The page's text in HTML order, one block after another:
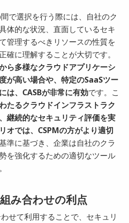
で選択を行う際には、自社のク
体的な状況、直面しているセキ
管理するべきリソースの性質を
確に理解することが大切です。
ら多様なクラウドアプリケーシ
が高い場合や、特定のSaaSツー
は、CASBが非常に有効です。こ
たるクラウドインフラストラク
継続的なセキュリティ評価を実
オでは、CSPMの方がより適切
準に基づき、企業は自社のクラ
を強化するための適切なツール
み合わせの利点
せて利用することで、セキュリ